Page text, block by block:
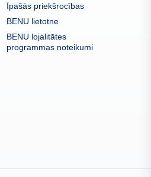
Īpašās priekšrocības
BENU lietotne
BENU lojalitātes
programmas noteikumi